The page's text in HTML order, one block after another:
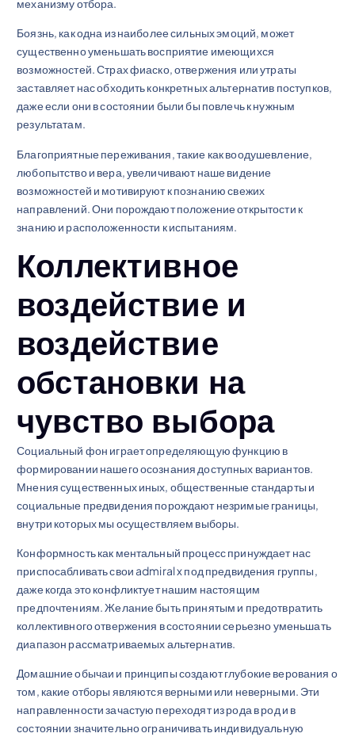
механизму отбора.
Боязнь, как одна из наиболее сильных эмоций, может
существенно уменьшать восприятие имеющихся
возможностей. Страх фиаско, отвержения или утраты
заставляет нас обходить конкретных альтернатив поступков,
даже если они в состоянии были бы повлечь к нужным
результатам.
Благоприятные переживания, такие как воодушевление,
любопытство и вера, увеличивают наше видение
возможностей и мотивируют к познанию свежих
направлений. Они порождают положение открытости к
знанию и расположенности к испытаниям.
Коллективное
воздействие и
воздействие
обстановки на
чувство выбора
Социальный фон играет определяющую функцию в
формировании нашего осознания доступных вариантов.
Мнения существенных иных, общественные стандарты и
социальные предвидения порождают незримые границы,
внутри которых мы осуществляем выборы.
Конформность как ментальный процесс принуждает нас
приспосабливать свои admiral x под предвидения группы,
даже когда это конфликтует нашим настоящим
предпочтениям. Желание быть принятым и предотвратить
коллективного отвержения в состоянии серьезно уменьшать
диапазон рассматриваемых альтернатив.
Домашние обычаи и принципы создают глубокие верования о
том, какие отборы являются верными или неверными. Эти
направленности зачастую переходят из рода в род и в
состоянии значительно ограничивать индивидуальную